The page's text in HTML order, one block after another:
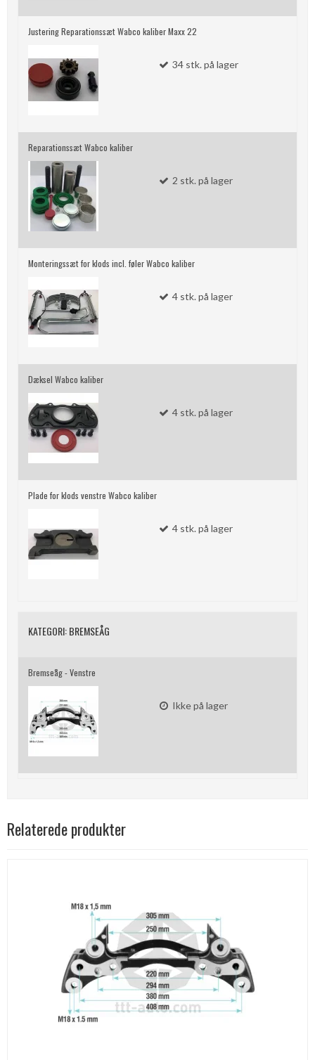
Justering Reparationssæt Wabco kaliber Maxx 22
34 stk.på lager
Reparationssæt Wabco kaliber
2 stk. på lager
Monteringssæt for klods incl. føler Wabco kaliber
4 stk.på lager
Dæksel Wabco kaliber
4 stk. på lager
Plade for klods venstre Wabco kaliber
4 stk.på lager
KATEGORI:BREMSEÅG
Bremseåg - Venstre
Ikke på lager
Relaterede produkter